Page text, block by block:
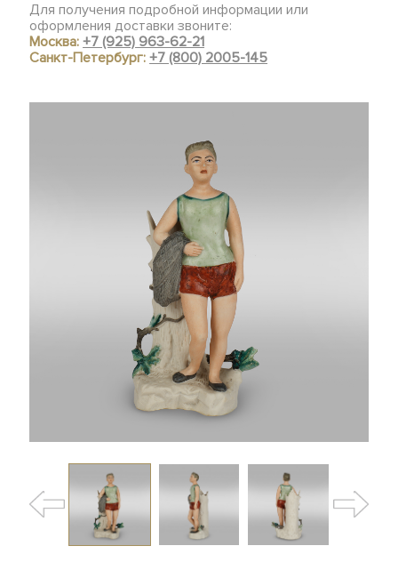
Для получения подробной информации или
оформления доставки звоните:
Москва:+7 (925) 963-62-21
Санкт-Петербург:+7 (800) 2005-145